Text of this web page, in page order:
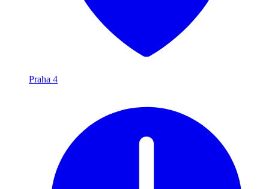
Praha 4